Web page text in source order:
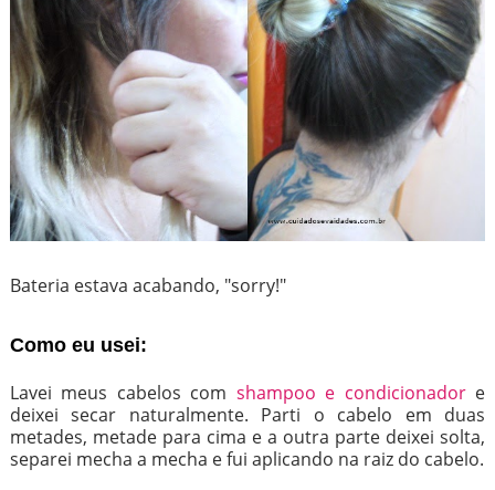
Bateria estava acabando, "sorry!"
Como eu usei:
Lavei meus cabelos com shampoo e condicionadore
deixei secar naturalmente. Parti o cabelo em duas
metades, metade para cima e a outra parte deixei solta,
separei mecha a mecha e fui aplicando na raiz do cabelo.